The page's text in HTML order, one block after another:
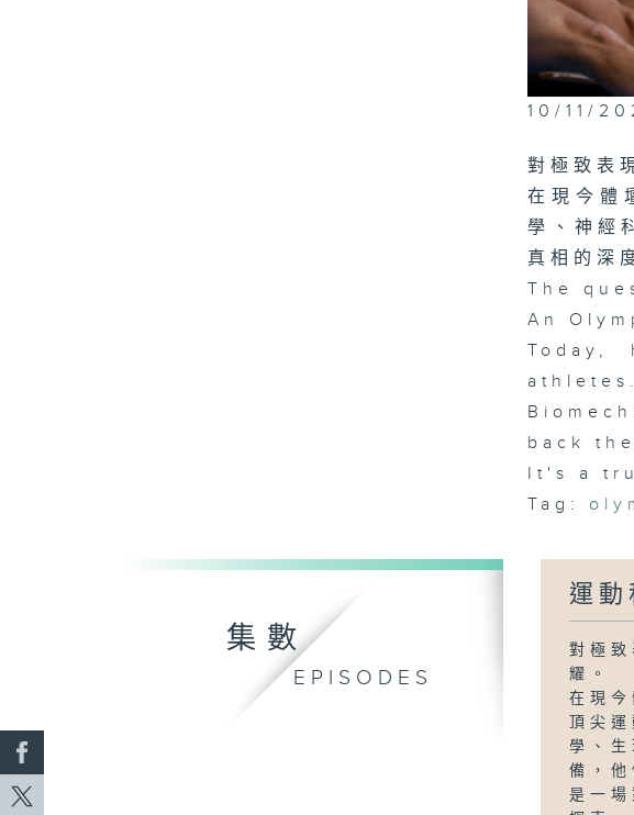
10/11/
對極致表
在現今體
學、神經
真相的深
The
An
back
It's a
Tag:
集數
EPISODES
運動
對極
耀。
在現
頂尖
學、
備，
是一